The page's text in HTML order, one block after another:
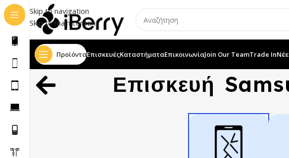
Skip to navigation
Skip to main content
ΠροϊόνταΕπισκευέςΚαταστήματαΕπικοινωνίαJoin Our TeamTrade In
Επισκευή